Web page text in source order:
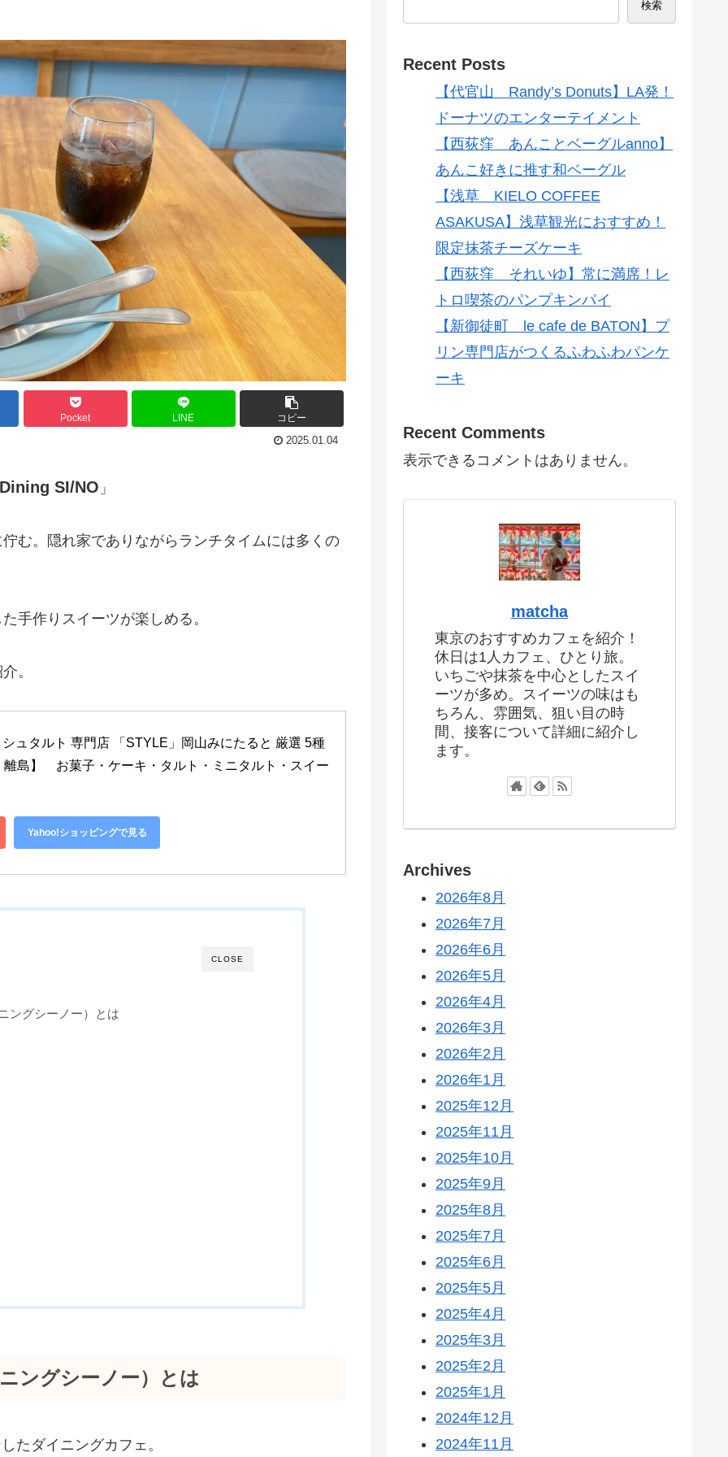
Pocket LINE コピー
2025.01.04
SI/NO 」
む。隠れ家でありながらランチタイムには多くの
手作りスイーツが楽しめる。
。
ュタルト 専門店 「STYLE」岡山みにたると 厳選 5種
島】　お菓子・ケーキ・タルト・ミニタルト・スイー
Yahoo!ショッピングで見る
CLOSE
ングシーノー）とは
ングシーノー）とは
たダイニングカフェ。
検索
Recent Posts
【代官山 Randy’s Donuts】LA発！
ドーナツのエンターテイメント
【西荻窪 あんことベーグルanno】
あんこ好きに推す和ベーグル
【浅草 KIELO COFFEE
ASAKUSA】浅草観光におすすめ！
限定抹茶チーズケーキ
【西荻窪 それいゆ】常に満席！レ
トロ喫茶のパンプキンパイ
【新御徒町 le cafe de BATON】プ
リン専門店がつくるふわふわパンケ
ーキ
Recent Comments
表示できるコメントはありません。
matcha
東京のおすすめカフェを紹介！
休日は1人カフェ、ひとり旅。
いちごや抹茶を中心としたスイ
ーツが多め。スイーツの味はも
ちろん、雰囲気、狙い目の時
間、接客について詳細に紹介し
ます。
Archives
2026年8月
2026年7月
2026年6月
2026年5月
2026年4月
2026年3月
2026年2月
2026年1月
2025年12月
2025年11月
2025年10月
2025年9月
2025年8月
2025年7月
2025年6月
2025年5月
2025年4月
2025年3月
2025年2月
2025年1月
2024年12月
2024年11月